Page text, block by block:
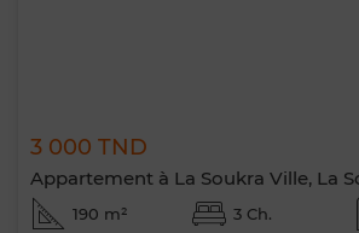
3 000 TND
Appartement à La Soukra Ville, La
190 m² 3 Ch.